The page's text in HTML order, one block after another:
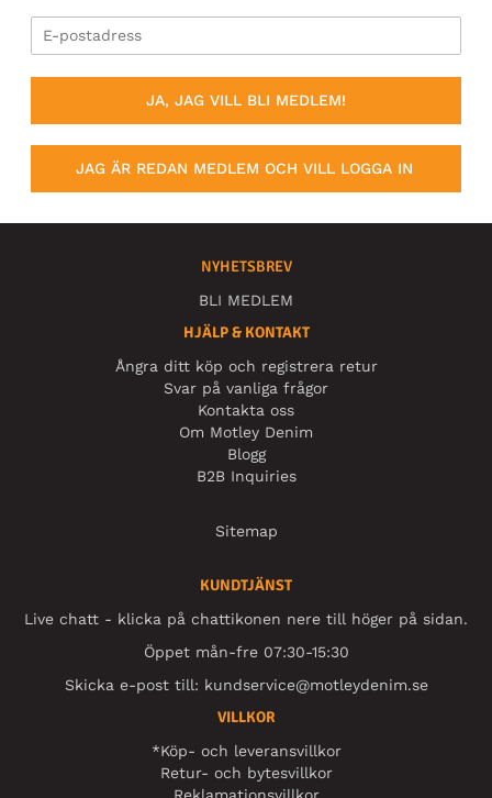
JA, JAG VILL BLI MEDLEM!
JAG ÄR REDAN MEDLEM OCH VILL LOGGA IN
NYHETSBREV
BLI MEDLEM
HJÄLP & KONTAKT
Ångra ditt köp och registrera retur
Svar på vanliga frågor
Kontakta oss
Om Motley Denim
Blogg
B2B Inquiries
Sitemap
KUNDTJÄNST
Live chatt - klicka på chattikonen nere till höger på sidan.
Öppet mån-fre 07:30-15:30
Skicka e-post till: kundservice@motleydenim.se
VILLKOR
*Köp- och leveransvillkor
Retur- och bytesvillkor